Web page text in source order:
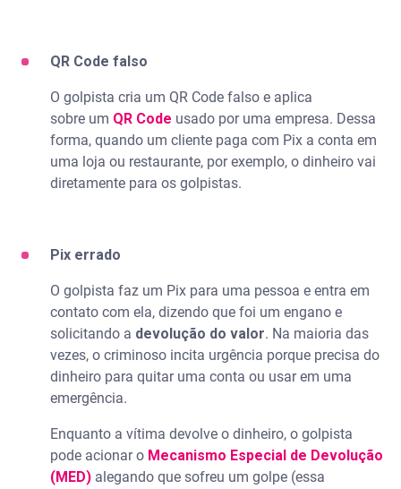
QR Code falso
O golpista cria um QR Code falso e aplica
sobre um QR Code usado por uma empresa. Dessa
forma, quando um cliente paga com Pix a conta em
uma loja ou restaurante, por exemplo, o dinheiro vai
diretamente para os golpistas.
Pix errado
O golpista faz um Pix para uma pessoa e entra em
contato com ela, dizendo que foi um engano e
solicitando a devolução do valor. Na maioria das
vezes, o criminoso incita urgência porque precisa do
dinheiro para quitar uma conta ou usar em uma
emergência.
Enquanto a vítima devolve o dinheiro, o golpista
pode acionar o Mecanismo Especial de Devolução
(MED) alegando que sofreu um golpe (essa